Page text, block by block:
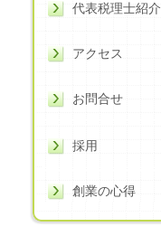
代表税理士紹介
アクセス
お問合せ
採用
創業の心得